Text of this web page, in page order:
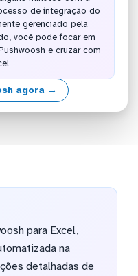
de integração do
gerenciado pela
você pode focar em
e cruzar com
agora →
para Excel,
na
detalhadas de